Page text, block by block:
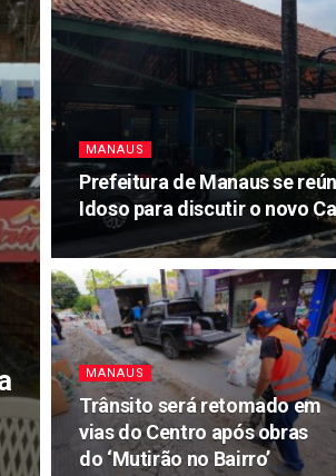
MANAUS
Prefeitura de Manaus se
Idoso para discutir o novo
MANAUS
Trânsito será retomado em
vias do Centro após obras
do ‘Mutirão no Bairro’